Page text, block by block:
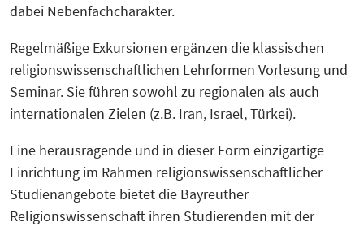
dabei Nebenfachcharakter.
Regelmäßige Exkursionen ergänzen die klassischen
religionswissenschaftlichen Lehrformen Vorlesung und
Seminar. Sie führen sowohl zu regionalen als auch
internationalen Zielen (z.B. Iran, Israel, Türkei).
Eine herausragende und in dieser Form einzigartige
Einrichtung im Rahmen religionswissenschaftlicher
Studienangebote bietet die Bayreuther
Religionswissenschaft ihren Studierenden mit der